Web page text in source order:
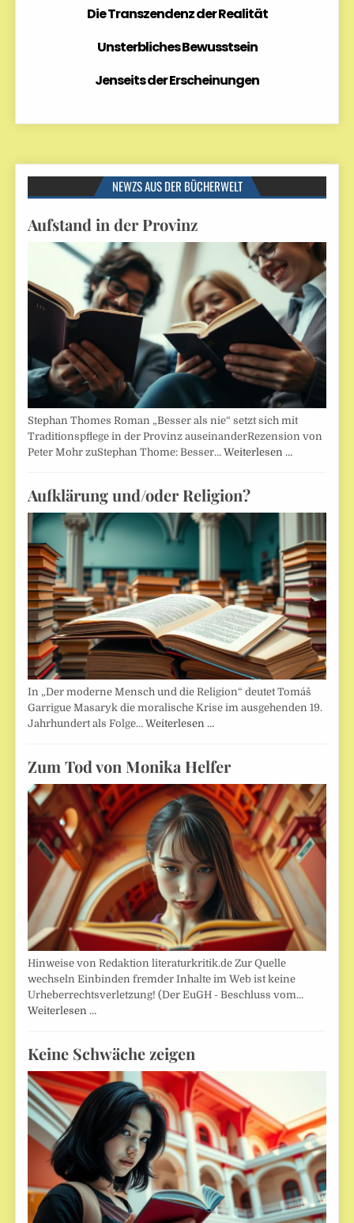
Die Transzendenz der Realität
Unsterbliches Bewusstsein
Jenseits der Erscheinungen
NEWZS AUS DER BÜCHERWELT
Aufstand in der Provinz
Stephan Thomes Roman „Besser als nie“ setzt sich mit
Traditionspflege in der Provinz auseinanderRezension von
Peter Mohr zuStephan Thome: Besser…Weiterlesen …
Aufklärung und/oder Religion?
In „Der moderne Mensch und die Religion“ deutet Tomáš
Garrigue Masaryk die moralische Krise im ausgehenden 19.
Jahrhundert als Folge…Weiterlesen …
Zum Tod von Monika Helfer
Hinweise von Redaktion literaturkritik.de Zur Quelle
wechseln Einbinden fremder Inhalte im Web ist keine
Urheberrechtsverletzung! (Der EuGH - Beschluss vom…
Weiterlesen …
Keine Schwäche zeigen